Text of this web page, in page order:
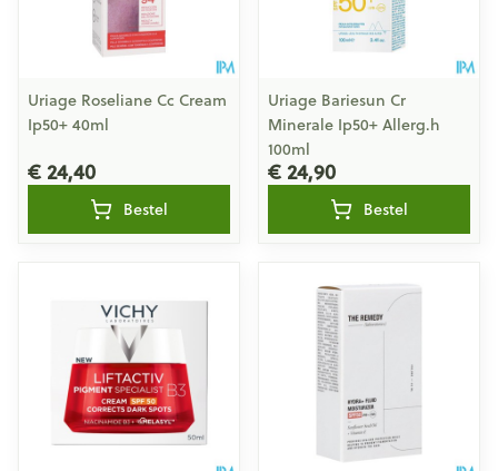
Uriage Roseliane Cc Cream
Ip50+ 40ml
€ 24,40
Bestel
Uriage Bariesun Cr
Minerale Ip50+ Allerg.h
100ml
€ 24,90
Bestel